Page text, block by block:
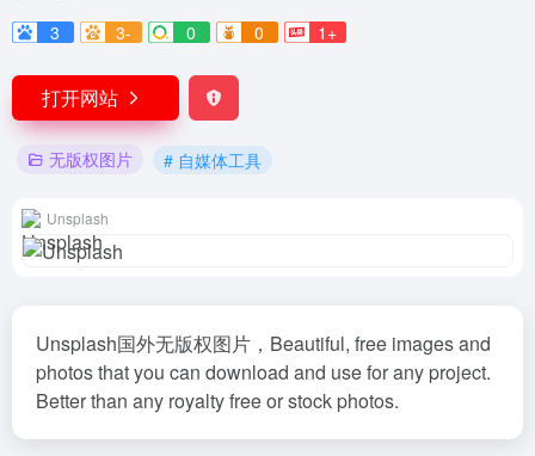
3
3- 0 0 1+
打开网站
无版权图片 # 自媒体工具
Unsplash
Unsplash国外无版权图片，Beautiful, free images and
photos that you can download and use for any project.
Better than any royalty free or stock photos.